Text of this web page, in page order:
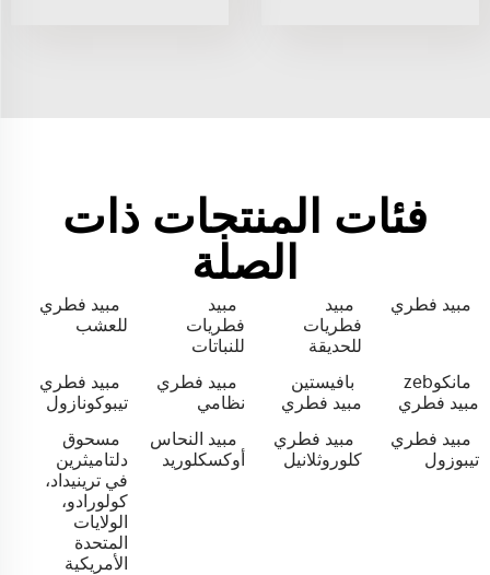
فئات المنتجات ذات
الصلة
مبيد فطري
مبيد
فطريات
للحديقة
مبيد
فطريات
للنباتات
مبيد فطري
للعشب
مانكوzeb
مبيد فطري
بافيستين
مبيد فطري
مبيد فطري
نظامي
مبيد فطري
تيبوكونازول
مبيد فطري
تيبوزول
مبيد فطري
كلوروثلانيل
مبيد النحاس
أوكسكلوريد
مسحوق
دلتاميثرين
في ترينيداد،
كولورادو،
الولايات
المتحدة
الأمريكية